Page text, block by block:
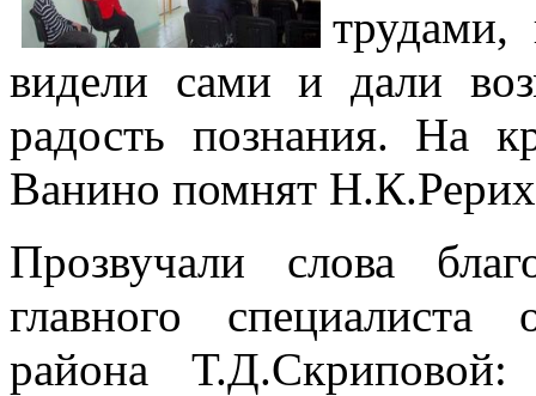
видели сами и дали
радость познания. На
Ванино помнят
Прозвучали слова
главного специалиста
района